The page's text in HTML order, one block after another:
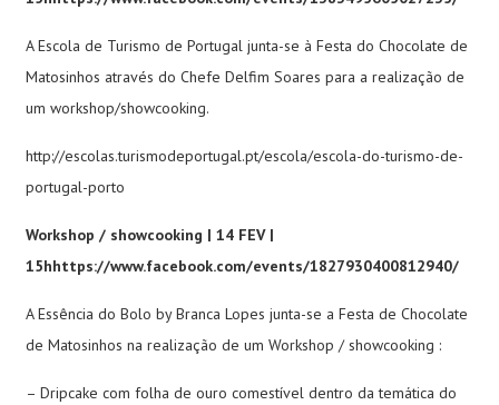
A Escola de Turismo de Portugal junta-se à Festa do Chocolate de
Matosinhos através do Chefe Delfim Soares para a realização de
um workshop/showcooking.
http://escolas.turismodeportugal.pt/escola/escola-do-turismo-de-
portugal-porto
Workshop / showcooking | 14 FEV |
15hhttps://www.facebook.com/events/1827930400812940/
A Essência do Bolo by Branca Lopes junta-se a Festa de Chocolate
de Matosinhos na realização de um Workshop / showcooking :
– Dripcake com folha de ouro comestível dentro da temática do